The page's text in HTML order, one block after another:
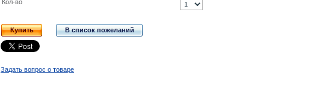
Кол-во
Купить В список пожеланий
Задать вопрос о товаре